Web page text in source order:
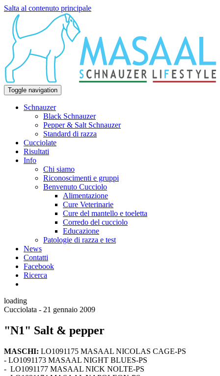
Salta al contenuto principale
Toggle navigation
Schnauzer
Black Schnauzer
Pepper & Salt Schnauzer
Standard di razza
Cucciolate
Risultati
Info
Chi siamo
Riconoscimenti e gruppi
Benvenuto Cucciolo
Alimentazione
Cure Veterinarie
Cure del mantello e toeletta
Corredo del cucciolo
Educazione
Patologie di razza e test
News
Contatti
Facebook
Ricerca
loading
Cucciolata - 21 gennaio 2009
"N1" Salt & pepper
MASCHI: LO1091175 MASAAL NICOLAS CAGE-PS
- LO1091173 MASAAL NIGHT BLUES-PS
- LO1091177 MASAAL NICK NOLTE-PS